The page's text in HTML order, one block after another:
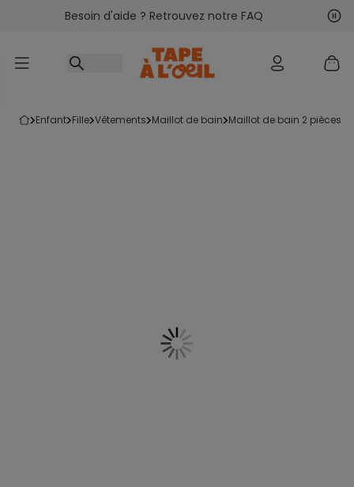
Accéder au contenu
Besoin d'aide ? Retrouvez notre FAQ
enfant fille vêtements maillot de bain maillot de bain 2 pièces